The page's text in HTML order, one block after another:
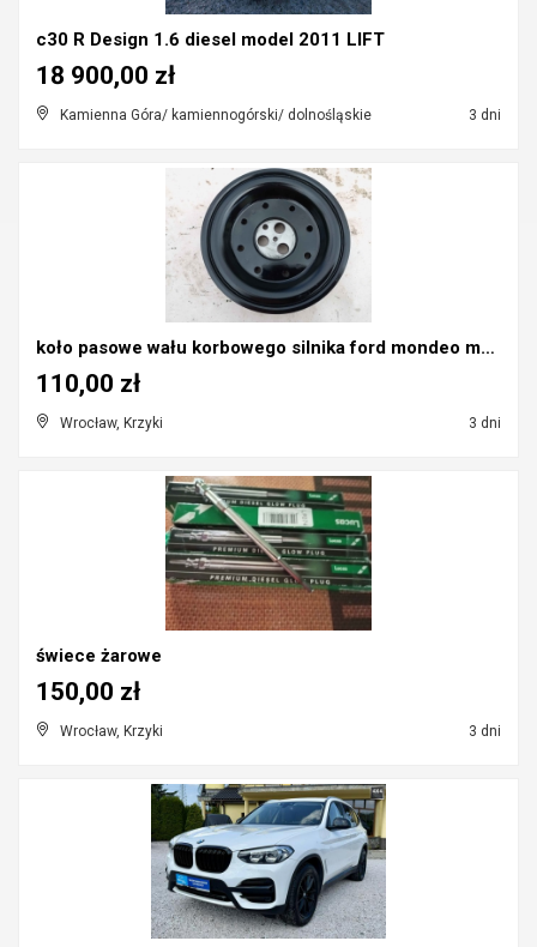
c30 R Design 1.6 diesel model 2011 LIFT
Kamienna Góra/ kamiennogórski/ dolnośląskie 3 dni
18 900,00 zł
koło pasowe wału korbowego silnika ford mondeo mk3...
Wrocław, Krzyki 3 dni
110,00 zł
świece żarowe
Wrocław, Krzyki 3 dni
150,00 zł